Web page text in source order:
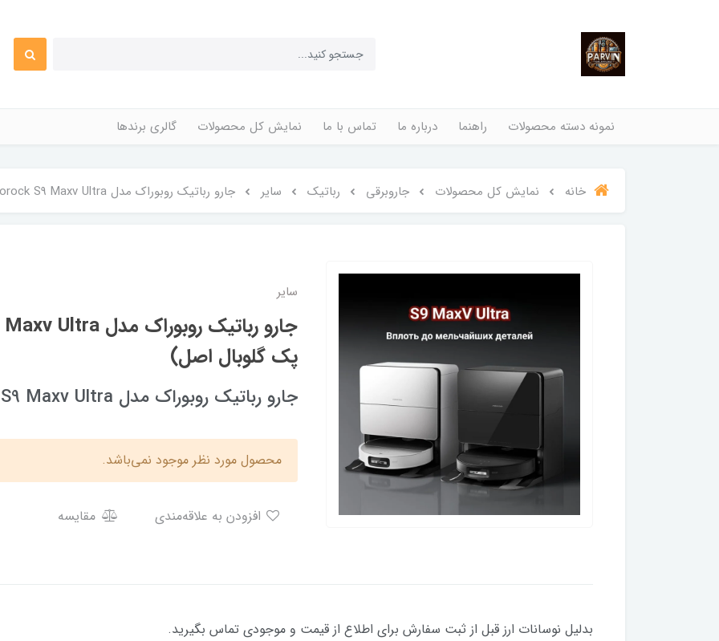
نمونه دسته محصولات راهنما درباره ما تماس با ما نمایش کل محصولات گالری برندها
خانه نمایش کل محصولات جاروبرقی رباتیک سایر جارو رباتیک روبوراک مدل Roborock S9 Maxv Ultra( پک گلوبال اصل)
سایر
پک گلوبال اصل)
جارو رباتیک روبوراک مدل Roborock S9 Maxv Ultra( پک گلوبال اصل)
محصول مورد نظر موجود نمی‌باشد.
مقایسه
بدلیل نوسانات ارز قبل از ثبت سفارش برای اطلاع از قیمت و موجودی تماس بگیرید.